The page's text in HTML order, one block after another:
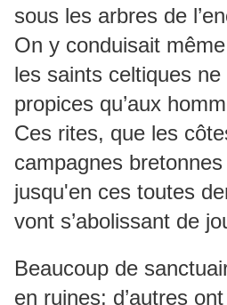
sous les arbres de
On y conduisait
les saints celtiques
propices qu’aux
Ces rites, que les
campagnes
jusqu'en ces toutes
vont s’abolissant de
Beaucoup de
en ruines; d’autres